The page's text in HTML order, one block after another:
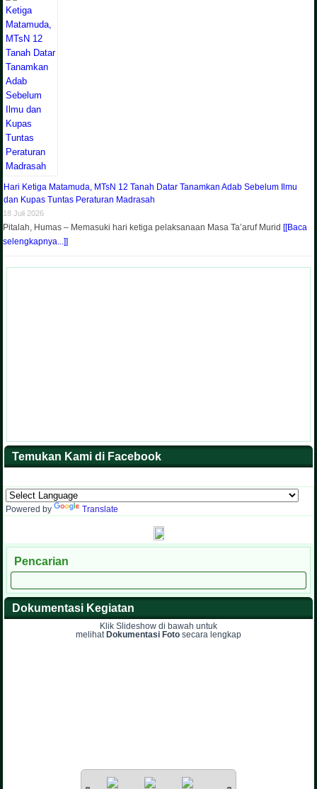
Hari Ketiga Matamuda, MTsN 12 Tanah Datar Tanamkan Adab Sebelum Ilmu
dan Kupas Tuntas Peraturan Madrasah
18 Juli 2026
Pitalah, Humas – Memasuki hari ketiga pelaksanaan Masa Ta’aruf Murid [[Baca
selengkapnya...]]
Temukan Kami di Facebook
Powered by Translate
Pencarian
Dokumentasi Kegiatan
Klik Slideshow di bawah untuk
melihatDokumentasi Foto secara lengkap